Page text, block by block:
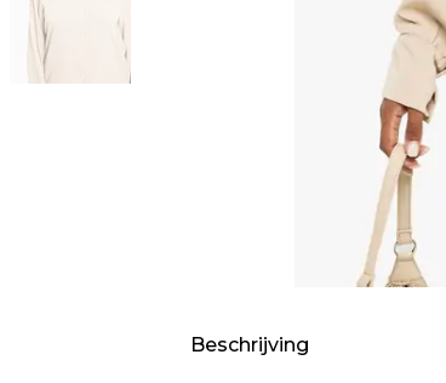
Beschrijving